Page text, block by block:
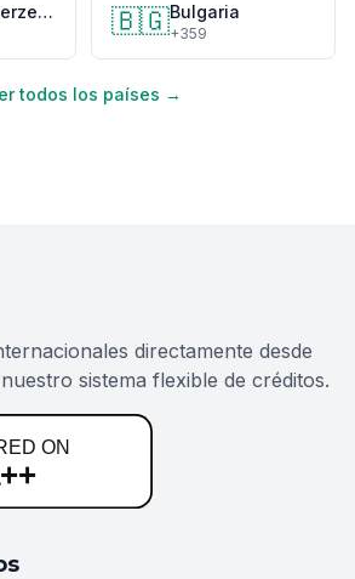
Bosnia y Herzegovina 🇧🇬Bulgaria
+359
todos los países →
directamente desde
sistema flexible de créditos.